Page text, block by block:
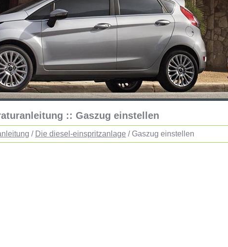
:: Gaszug einstellen
/ Die diesel-einspritzanlage / Gaszug einstellen